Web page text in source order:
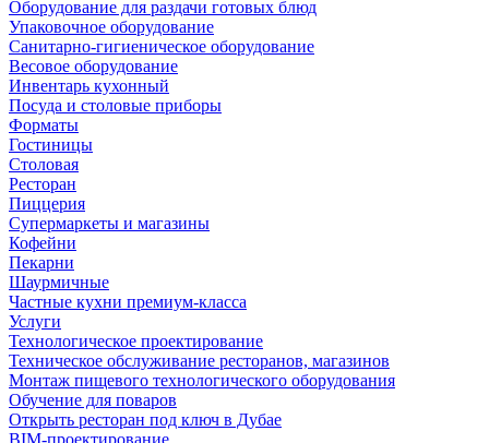
Оборудование для раздачи готовых блюд
Упаковочное оборудование
Санитарно-гигиеническое оборудование
Весовое оборудование
Инвентарь кухонный
Посуда и столовые приборы
Форматы
Гостиницы
Столовая
Ресторан
Пиццерия
Супермаркеты и магазины
Кофейни
Пекарни
Шаурмичные
Частные кухни премиум-класса
Услуги
Технологическое проектирование
Техническое обслуживание ресторанов, магазинов
Монтаж пищевого технологического оборудования
Обучение для поваров
Открыть ресторан под ключ в Дубае
BIM-проектирование